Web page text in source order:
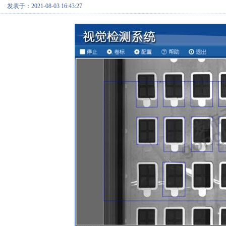
发表于：2021-08-03 16:43:27